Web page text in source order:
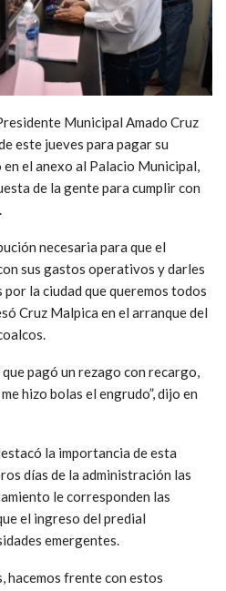
Municipal Amado Cruz
este jueves para pagar su
el anexo al Palacio Municipal,
de la gente para cumplir con
necesaria para que el
sus gastos operativos y darles
la ciudad que queremos todos
Cruz Malpica en el arranque del
pagó un rezago con recargo,
hizo bolas el engrudo”, dijo en
la importancia de esta
días de la administración las
le corresponden las
el ingreso del predial
emergentes.
hacemos frente con estos